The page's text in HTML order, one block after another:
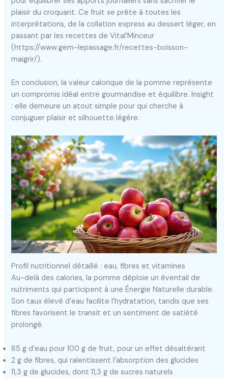
plaisir du croquant. Ce fruit se prête à toutes les
interprétations, de la collation express au dessert léger, en
passant par les recettes de Vital’Minceur
(https://www.gem-lepassage.fr/recettes-boisson-
maigrir/).
En conclusion, la valeur calorique de la pomme représente
un compromis idéal entre gourmandise et équilibre. Insight
: elle demeure un atout simple pour qui cherche à
conjuguer plaisir et silhouette légère.
Profil nutritionnel détaillé : eau, fibres et vitamines
Au-delà des calories, la pomme déploie un éventail de
nutriments qui participent à une Énergie Naturelle durable.
Son taux élevé d’eau facilite l’hydratation, tandis que ses
fibres favorisent le transit et un sentiment de satiété
prolongé.
85 g d’eau pour 100 g de fruit, pour un effet désaltérant
2 g de fibres, qui ralentissent l’absorption des glucides
11,3 g de glucides, dont 11,3 g de sucres naturels